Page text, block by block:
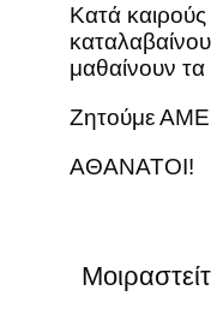
Κατά
μαθαίνουν
Ζητούμε
ΑΘΑΝΑΤΟΙ!